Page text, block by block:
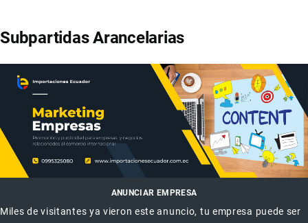
Subpartidas Arancelarias
ANUNCIAR EMPRESA
Miles de visitantes ya vieron este anuncio, tu empresa puede ser